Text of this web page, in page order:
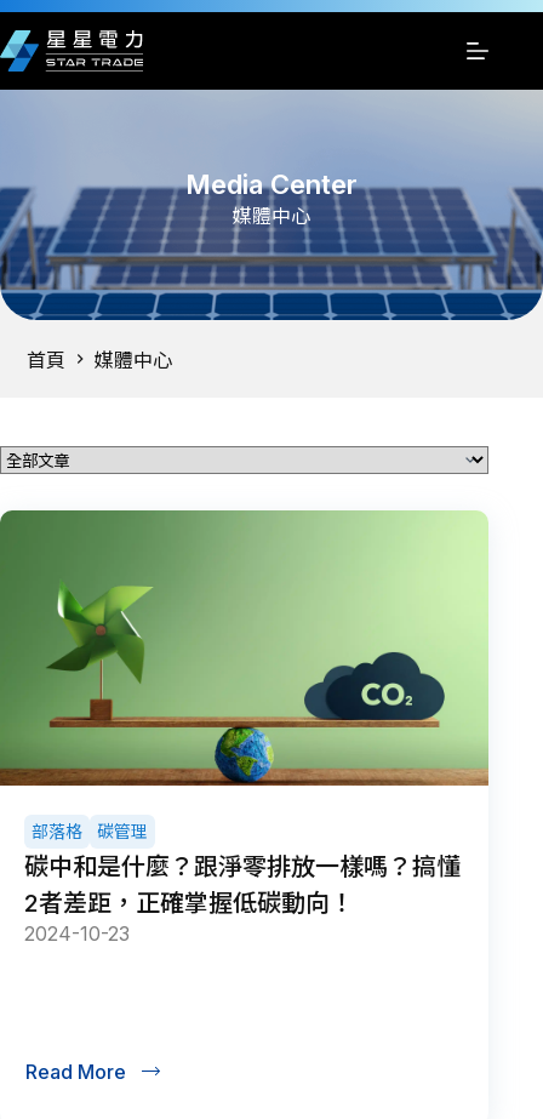
跳
至
主
Media Center
媒體中心
首頁 媒體中心
碳管理
部落格
碳中和是什麼？跟淨零排放一樣嗎？搞懂
2者差距，正確掌握低碳動向！
2024-10-23
Read More
分類